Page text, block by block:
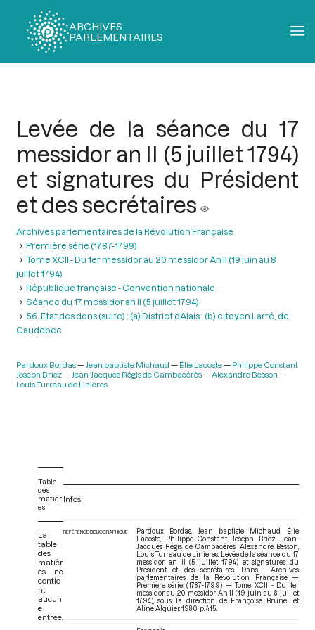
ARCHIVES
PARLEMENTAIRES
Levée de la séance du 17
messidor an II (5 juillet 1794)
et signatures du Président
et des secrétaires
Archives parlementaires de la Révolution Française
Première série (1787-1799)
Tome XCII - Du 1er messidor au 20 messidor An II (19 juin au 8
juillet 1794)
République française - Convention nationale
Séance du 17 messidor an II (5 juillet 1794)
56. Etat des dons (suite) : (a) District d’Alais ; (b) citoyen Larré, de
Caudebec
Pardoux Bordas Jean baptiste Michaud Élie Lacoste
Philippe Constant
Joseph Briez
Jean-Jacques Régis de Cambacérès
Alexandre Besson
Louis Turreau de Linières
Table
des
matièr
es
La
table
des
matièr
es ne
contie
nt
aucun
e
entrée.
Infos
RÉFÉRENCE BIBLIOGRAPHIQUE
Pardoux Bordas, Jean baptiste Michaud, Élie
Lacoste, Philippe Constant Joseph Briez, Jean-
Jacques Régis de Cambacérès, Alexandre Besson,
Louis Turreau de Linières. Levée de la séance du 17
messidor an II (5 juillet 1794) et signatures du
Président et des secrétaires. Dans : Archives
parlementaires de la Révolution Française —
Première série (1787-1799) — Tome XCII - Du 1er
messidor au 20 messidor An II (19 juin au 8 juillet
1794), sous la direction de Françoise Brunel et
Aline Alquier. 1980. p. 415.